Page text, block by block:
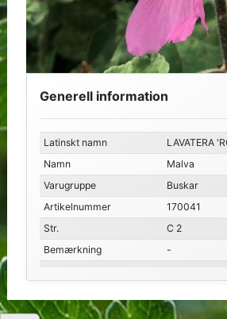
Generell information
Latinskt namn
LAVATERA
Namn
Malva
Varugruppe
Buskar
Artikelnummer
170041
Str.
C 2
Bemærkning
-